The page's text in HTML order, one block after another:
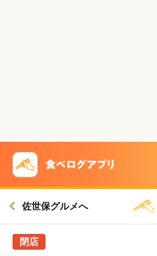
佐世保グルメへ